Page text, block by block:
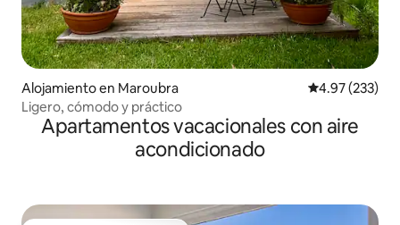
Alojamiento en Maroubra Calificación
4.97 (233)
Ligero, cómodo y práctico
Apartamentos vacacionales con aire
acondicionado